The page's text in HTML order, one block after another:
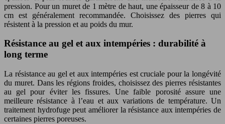
pression. Pour un muret de 1 mètre de haut, une épaisseur de 8 à 10
cm est généralement recommandée. Choisissez des pierres qui
résistent à la pression et au poids du mur.
Résistance au gel et aux intempéries : durabilité à
long terme
La résistance au gel et aux intempéries est cruciale pour la longévité
du muret. Dans les régions froides, choisissez des pierres résistantes
au gel pour éviter les fissures. Une faible porosité assure une
meilleure résistance à l’eau et aux variations de température. Un
traitement hydrofuge peut améliorer la résistance aux intempéries de
certaines pierres poreuses.